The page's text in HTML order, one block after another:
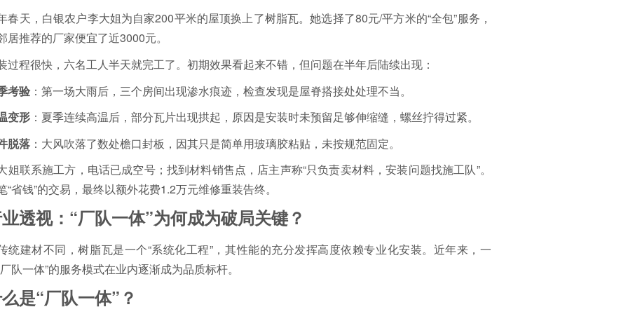
春天，白银农户李大姐为自家200平米的屋顶换上了树脂瓦。她选择了80元/平方米的“全包”服务，
居推荐的厂家便宜了近3000元。
过程很快，六名工人半天就完工了。初期效果看起来不错，但问题在半年后陆续出现：
考验 ：第一场大雨后，三个房间出现渗水痕迹，检查发现是屋脊搭接处处理不当。
变形 ：夏季连续高温后，部分瓦片出现拱起，原因是安装时未预留足够伸缩缝，螺丝拧得过紧。
脱落 ：大风吹落了数处檐口封板，因其只是简单用玻璃胶粘贴，未按规范固定。
姐联系施工方，电话已成空号；找到材料销售点，店主声称“只负责卖材料，安装问题找施工队”。
“省钱”的交易，最终以额外花费1.2万元维修重装告终。
透视：“厂队一体”为何成为破局关键？
统建材不同，树脂瓦是一个“系统化工程”，其性能的充分发挥高度依赖专业化安装。近年来，一
队一体”的服务模式在业内逐渐成为品质标杆。
是“厂队一体”？